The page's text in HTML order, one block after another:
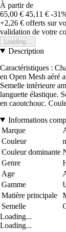
À partir de
65,00 € 45,11 € -
+2,26 € offerts sur
validation de votre
Loading...
Description
Caractéristiques :
en Open Mesh aéré
Semelle intérieure
languette élastique.
en caoutchouc.
Informations
Marque
Couleur
Couleur dominante
Genre
Age
Gamme
Matière principale
Semelle
Loading...
Loading...